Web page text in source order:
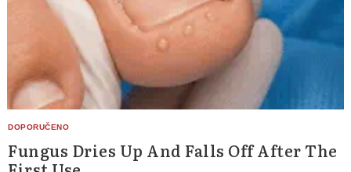
Fungus Dries Up And Falls Off After The